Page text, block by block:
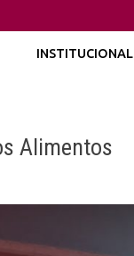
INSTITUCIONAL
Alimentos